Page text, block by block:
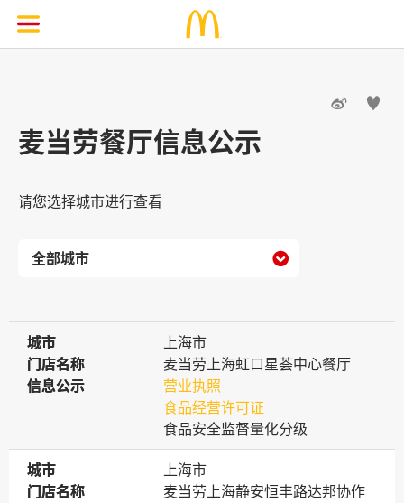
 
麦当劳餐厅信息公示
请您选择城市进行查看

城市
城市
上海市
门店名称
门店名称
麦当劳上海虹口星荟中心餐厅
信息公示
信息公示
营业执照
食品经营许可证
食品安全监督量化分级
城市
城市
上海市
门店名称
门店名称
麦当劳上海静安恒丰路达邦协作